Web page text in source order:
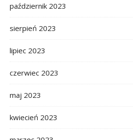
październik 2023
sierpień 2023
lipiec 2023
czerwiec 2023
maj 2023
kwiecień 2023